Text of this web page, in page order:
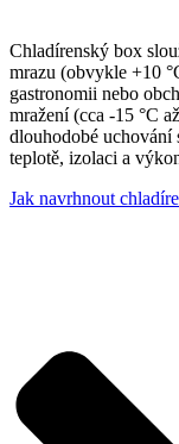
Chladírenský box
mrazu (obvykle +10
gastronomii nebo
mražení (cca -15 °C
dlouhodobé
teplotě, izolaci a
Jak navrhnout